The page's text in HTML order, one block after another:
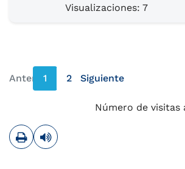
Visualizaciones: 7
Anterior
1 2 Siguiente
página siguiente
Número de visitas
ImprimirLeer contenido